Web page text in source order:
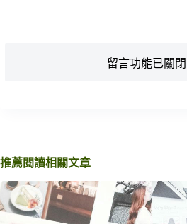
留言功能已關閉
推薦閱讀相關文章